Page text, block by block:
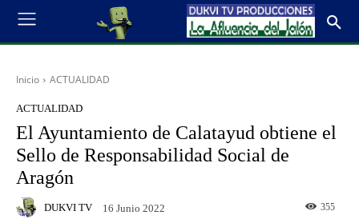
Inicio ACTUALIDAD
ACTUALIDAD
El Ayuntamiento de Calatayud obtiene el
Sello de Responsabilidad Social de
Aragón
DUKVI TV 16 Junio 2022 355